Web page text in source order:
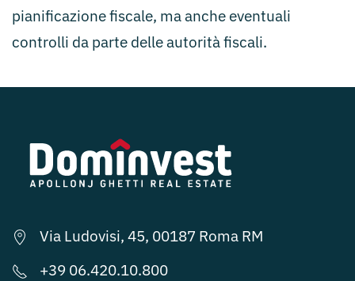
pianificazione fiscale, ma anche eventuali
controlli da parte delle autorità fiscali.
Via Ludovisi, 45, 00187 Roma RM
+39 06.420.10.800